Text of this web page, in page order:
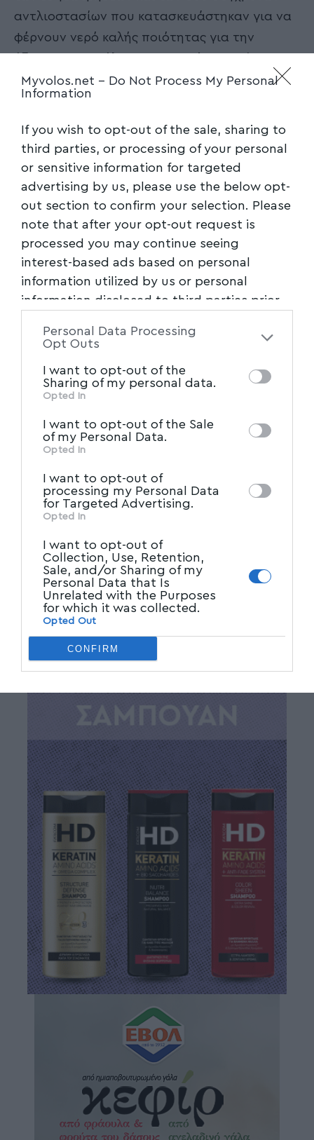
Myvolos.net - Do Not Process My Personal
Information
If you wish to opt-out of the sale, sharing to
third parties, or processing of your personal
or sensitive information for targeted
advertising by us, please use the below opt-
out section to confirm your selection. Please
note that after your opt-out request is
processed you may continue seeing
interest-based ads based on personal
information utilized by us or personal
information disclosed to third parties prior
of the further disclosure of your personal
of downstream participants. This
information may also be disclosed by us to
Participantsthat may further disclose it to
other third parties.
Personal Data Processing
Opt Outs
I want to opt-out of the
Sharing of my personal data.
Opted In
I want to opt-out of the Sale
of my Personal Data.
Opted In
I want to opt-out of
processing my Personal Data
for Targeted Advertising.
Opted In
I want to opt-out of
Collection, Use, Retention,
Sale, and/or Sharing of my
Personal Data that Is
Unrelated with the Purposes
for which it was collected.
Opted Out
CONFIRM
αντλιοστασίων που κατασκευάστηκαν για να
φέρνουν νερό καλής ποιότητας για την
χρόνια, είναι ανενεργό, άγνωστο γιατί.
Περιφέρεια Θεσσαλίας είναι υπόλογη στους
γεωργούς της περιοχής της Κάρλας και στους
κατοίκους της Μαγνησίας
Google News και μάθετε πρώτοι όλες
τις ειδήσεις.
Ακολουθήστε μας στο επίσημο κανάλι
TAGGED: ΚΑΡΛΑ,ΠΕΡΙΒΑΛΛΟΝΤΙΚΗ ΠΡΩΤΟΒΟΥΛΙΑ
Facebook